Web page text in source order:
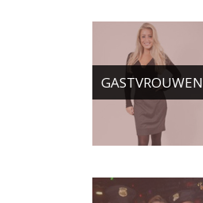
GASTVROUWEN